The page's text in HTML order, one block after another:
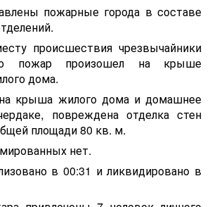
пожарные города в составе
происшествия чрезвычайники
пожар произошел на крыше
дома.
крыша жилого дома и домашнее
повреждена отделка стен
площади 80 кв. м.
нет.
в 00:31 и ликвидировано в